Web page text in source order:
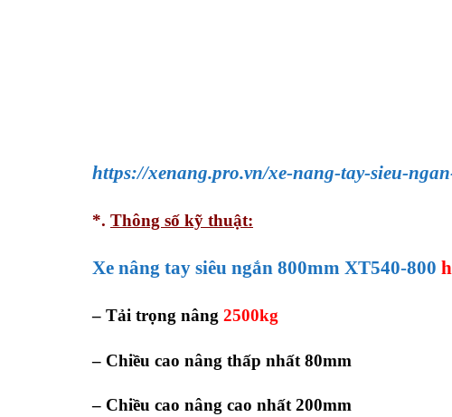
https://xenang.pro.vn/xe-nang-tay-sieu-
*. Thông số kỹ thuật:
Xe nâng tay siêu ngắn 800mm XT540-800
– Tải trọng nâng 2500kg
– Chiều cao nâng thấp nhất 80mm
– Chiều cao nâng cao nhất 200mm